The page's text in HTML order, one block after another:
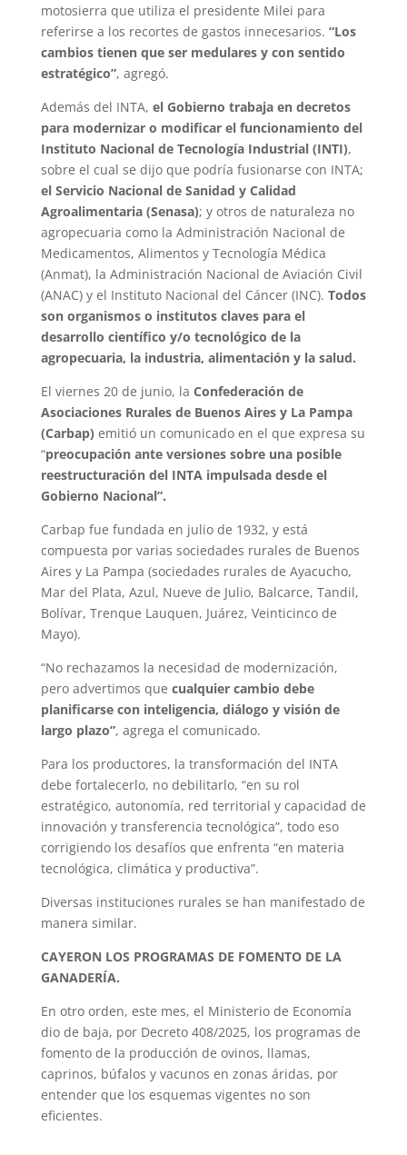
motosierra que utiliza el presidente Milei para
referirse a los recortes de gastos innecesarios. “Los
cambios tienen que ser medulares y con sentido
estratégico”, agregó.
Además del INTA, el Gobierno trabaja en decretos
para modernizar o modificar el funcionamiento del
Instituto Nacional de Tecnología Industrial (INTI),
sobre el cual se dijo que podría fusionarse con INTA;
el Servicio Nacional de Sanidad y Calidad
Agroalimentaria (Senasa); y otros de naturaleza no
agropecuaria como la Administración Nacional de
Medicamentos, Alimentos y Tecnología Médica
(Anmat), la Administración Nacional de Aviación Civil
(ANAC) y el Instituto Nacional del Cáncer (INC). Todos
son organismos o institutos claves para el
desarrollo científico y/o tecnológico de la
agropecuaria, la industria, alimentación y la salud.
El viernes 20 de junio, la Confederación de
Asociaciones Rurales de Buenos Aires y La Pampa
(Carbap) emitió un comunicado en el que expresa su
“preocupación ante versiones sobre una posible
reestructuración del INTA impulsada desde el
Gobierno Nacional”.
Carbap fue fundada en julio de 1932, y está
compuesta por varias sociedades rurales de Buenos
Aires y La Pampa (sociedades rurales de Ayacucho,
Mar del Plata, Azul, Nueve de Julio, Balcarce, Tandil,
Bolívar, Trenque Lauquen, Juárez, Veinticinco de
Mayo).
“No rechazamos la necesidad de modernización,
pero advertimos que cualquier cambio debe
planificarse con inteligencia, diálogo y visión de
largo plazo”, agrega el comunicado.
Para los productores, la transformación del INTA
debe fortalecerlo, no debilitarlo, “en su rol
estratégico, autonomía, red territorial y capacidad de
innovación y transferencia tecnológica”, todo eso
corrigiendo los desafíos que enfrenta “en materia
tecnológica, climática y productiva”.
Diversas instituciones rurales se han manifestado de
manera similar.
CAYERON LOS PROGRAMAS DE FOMENTO DE LA
GANADERÍA.
En otro orden, este mes, el Ministerio de Economía
dio de baja, por Decreto 408/2025, los programas de
fomento de la producción de ovinos, llamas,
caprinos, búfalos y vacunos en zonas áridas, por
entender que los esquemas vigentes no son
eficientes.